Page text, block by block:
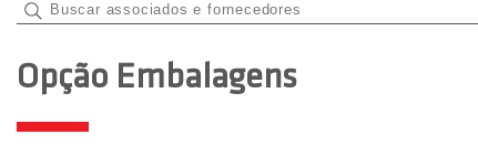
Opção Embalagens